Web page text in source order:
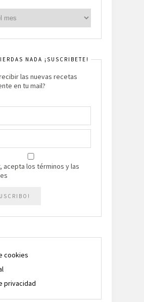
NADA ¡SUSCRIBETE!
las nuevas recetas
en tu mail?
acepta los términos y las
cookies
privacidad